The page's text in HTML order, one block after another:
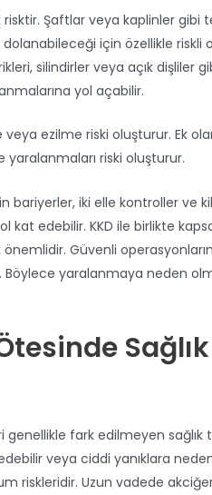
Şaftlar veya kaplinler gibi
için özellikle riskli
silindirler veya açık dişliler
yol açabilir.
ezilme riski oluşturur. Ek
riski oluşturur.
bariyerler, iki elle kontroller ve
edebilir. KKD ile birlikte
Güvenli
Böylece yaralanmaya neden
Sağlık
fark edilmeyen sağlık
veya ciddi yanıklara
riskleridir. Uzun vadede